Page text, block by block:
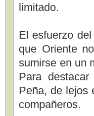
limitado.
El esfuerzo
que Oriente
sumirse en un
Para
Peña, de lejos
compañeros.